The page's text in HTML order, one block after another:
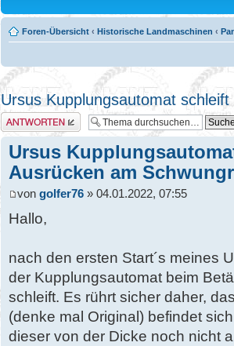
Foren-Übersicht ‹ Historische Landmaschinen ‹
Ursus Kupplungsautomat
Antwort erstellen
Ursus
Ausrücken am
von golfer76 » 04.01.2022, 07:55
Hallo,
nach den ersten Start´s meines
der Kupplungsautomat beim
schleift. Es rührt sicher daher,
(denke mal Original) befindet
dieser von der Dicke noch nicht